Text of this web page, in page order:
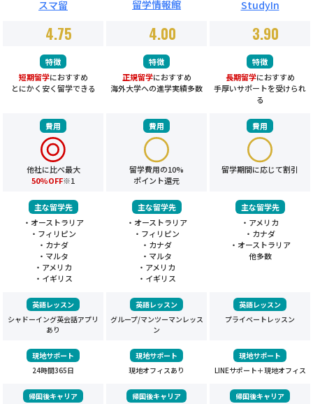
スマ留 留学情報館 StudyIn
4.75 4.00 3.90
特徴
短期留学におすすめ
とにかく安く留学できる
特徴
正規留学におすすめ
海外大学への進学実績多数
特徴
長期留学におすすめ
手厚いサポートを受けられ
る
費用
他社に比べ最大
50%OFF※1
費用
留学費用の10%
ポイント還元
費用
留学期間に応じて割引
主な留学先
・オーストラリア
・フィリピン
・カナダ
・マルタ
・アメリカ
・イギリス
主な留学先
・オーストラリア
・フィリピン
・カナダ
・マルタ
・アメリカ
・イギリス
主な留学先
・アメリカ
・カナダ
・オーストラリア
他多数
英語レッスン
シャドーイング英会話アプリ
あり
英語レッスン
グループ/マンツーマンレッス
ン
英語レッスン
プライベートレッスン
現地サポート
24時間365日
現地サポート
現地オフィスあり
現地サポート
LINEサポート＋現地オフィス
帰国後キャリア
帰国後キャリア
帰国後キャリア